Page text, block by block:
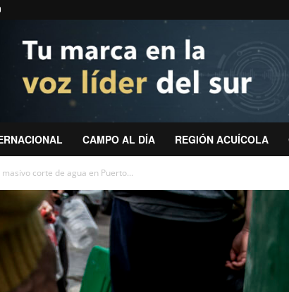
CAMPO AL DÍA REGIÓN ACUÍCOLA
corte de agua en Puerto...